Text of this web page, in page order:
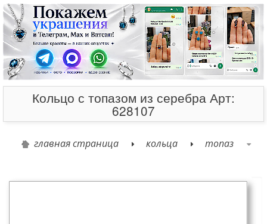
Кольцо с топазом из серебра Арт:
628107
главная страница кольца топаз